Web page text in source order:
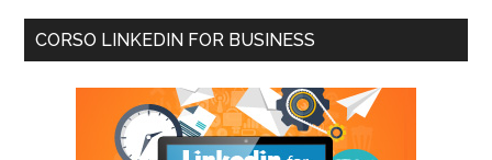
CORSO LINKEDIN FOR BUSINESS